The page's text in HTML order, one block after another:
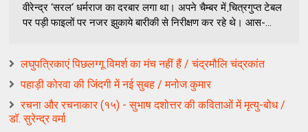
वीरेन्‍द्र ‘सरल‘ धर्मराज का दरबार लगा था। अपने चैम्‍बर में चि़त्रगुप्‍त टेबल
पर पड़ी फाइलों पर नजर झुकाये बारीकी से निरीक्षण कर रहे थे। आस-...
लघुपत्रिकाएं पिछलग्गू विमर्श का मंच नहीं हैं / चंद्रमौलि चंद्रकांत
पहाड़ी कोरवा की जिंदगी में नई सुबह / मनोज कुमार
रचना और रचनाकार (१५) - सुभाष दशोत्तर की कविताओं में मृत्यु-बोध /
डॉ. सुरेन्द्र वर्मा